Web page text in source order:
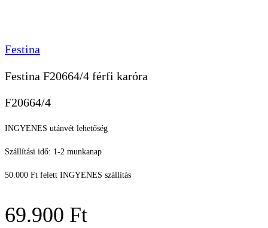
Festina
Festina F20664/4 férfi karóra
F20664/4
INGYENES utánvét lehetőség
Szállítási idő: 1-2 munkanap
50.000 Ft felett INGYENES szállítás
69.900 Ft